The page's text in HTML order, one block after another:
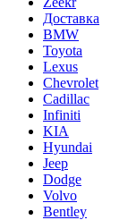
Доставка
BMW
Toyota
Lexus
Chevrolet
Cadillac
Infiniti
KIA
Hyundai
Jeep
Dodge
Volvo
Bentley